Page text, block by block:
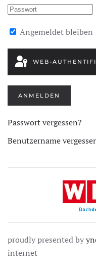
Angemeldet bleiben
WEB-
ANMELDEN
Passwort vergessen?
Benutzername
proudly presented by
internet